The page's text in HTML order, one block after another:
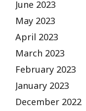
June 2023
May 2023
April 2023
March 2023
February 2023
January 2023
December 2022